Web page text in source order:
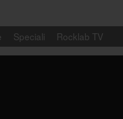
Speciali Rocklab TV